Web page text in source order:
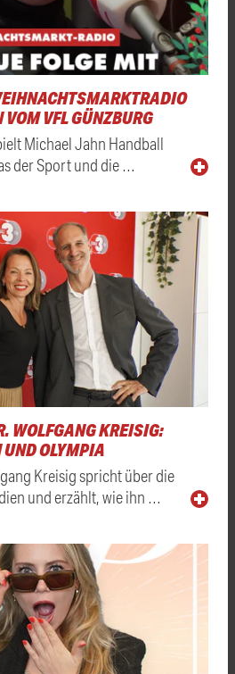
VFL GÜNZBURG
Michael Jahn Handball
der Sport und die …
WOLFGANG KREISIG:
OLYMPIA
Kreisig spricht über die
und erzählt, wie ihn …